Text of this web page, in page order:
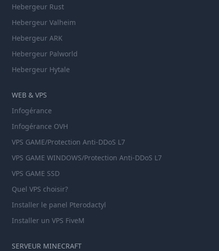
Hebergeur Rust
Hebergeur Valheim
Hebergeur ARK
Hebergeur Palworld
Hebergeur Hytale
WEB & VPS
Infogérance
Infogérance OVH
VPS GAME/Protection Anti-DDoS L7
VPS GAME WINDOWS/Protection Anti-DDoS L7
VPS GAME SSD
Quel VPS choisir?
Installer le panel Pterodactyl
Installer un VPS FiveM
SERVEUR MINECRAFT